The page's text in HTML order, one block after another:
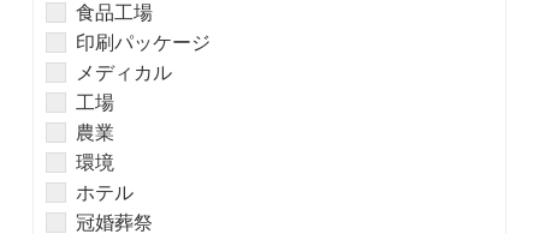
食品工場
印刷パッケージ
メディカル
工場
農業
環境
ホテル
冠婚葬祭